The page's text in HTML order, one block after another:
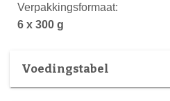
Verpakkingsformaat:
6 x 300 g
Voedingstabel